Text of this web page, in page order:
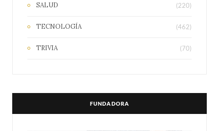
SALUD (220)
TECNOLOGÍA (462)
TRIVIA (70)
FUNDADORA